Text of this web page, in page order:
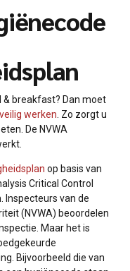
& breakfast? Dan moet
werken . Zo zorgt u
De NVWA
op basis van
Critical Control
Inspecteurs van de
(NVWA) beoordelen
Maar het is
Bijvoorbeeld die van